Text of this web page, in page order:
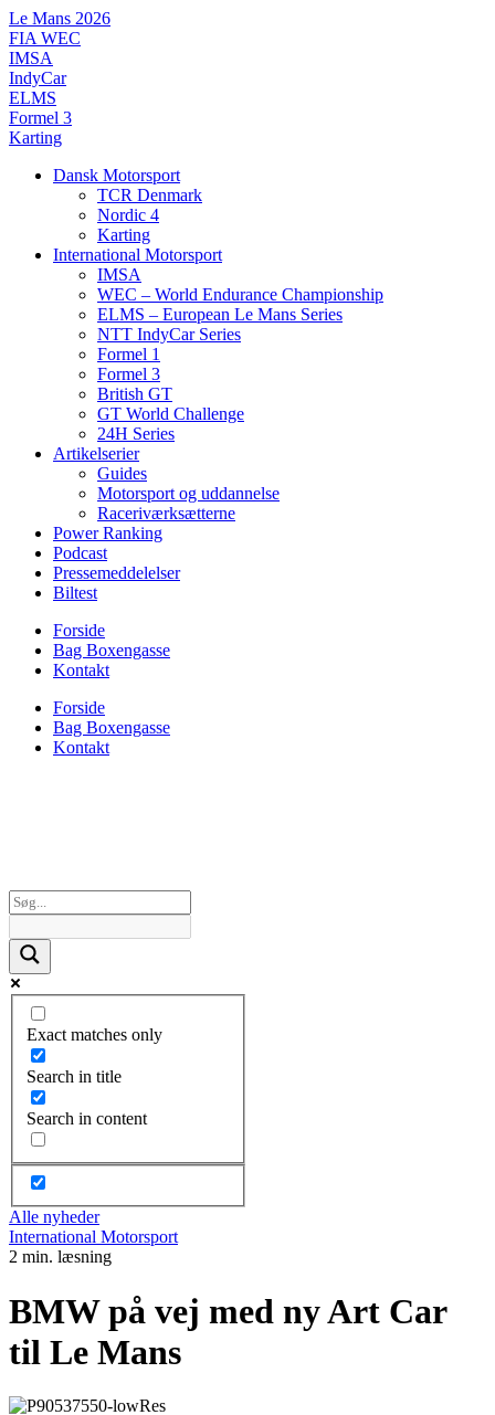
Videre
til
indhold
Le Mans 2026
FIA WEC
IMSA
IndyCar
ELMS
Formel 3
Karting
Dansk Motorsport
TCR Denmark
Nordic 4
Karting
International Motorsport
IMSA
WEC – World Endurance Championship
ELMS – European Le Mans Series
NTT IndyCar Series
Formel 1
Formel 3
British GT
GT World Challenge
24H Series
Artikelserier
Guides
Motorsport og uddannelse
Raceriværksætterne
Power Ranking
Podcast
Pressemeddelelser
Biltest
Forside
Bag Boxengasse
Kontakt
Forside
Bag Boxengasse
Kontakt
Exact matches only
Search in title
Search in content
Alle nyheder
International Motorsport
2 min. læsning
BMW på vej med ny Art Car
til Le Mans